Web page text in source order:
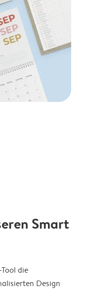
Smart
die
Design